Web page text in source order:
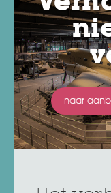
naar